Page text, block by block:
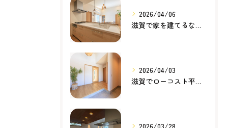
2026/04/06
滋賀で家を建てるなら知っておきたい住宅ローンの基本｜無理のない家づくりの考え方
2026/04/03
滋賀でローコスト平屋を建てるなら？無理のない価格で理想の暮らしを叶える家づくり